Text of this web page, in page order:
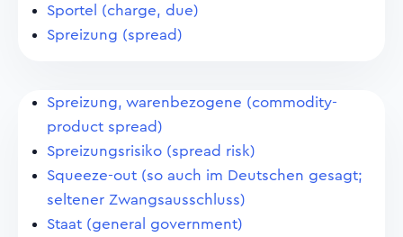
Sportel (charge, due)
Spreizung (spread)
Spreizung, warenbezogene (commodity-
product spread)
Spreizungsrisiko (spread risk)
Squeeze-out (so auch im Deutschen gesagt;
seltener Zwangsausschluss)
Staat (general government)